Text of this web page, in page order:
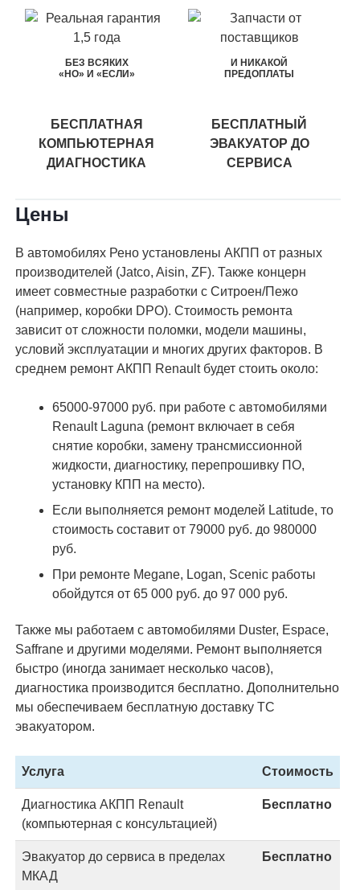
БЕЗ ВСЯКИХ
«НО» И «ЕСЛИ»
И НИКАКОЙ
ПРЕДОПЛАТЫ
БЕСПЛАТНАЯ
КОМПЬЮТЕРНАЯ
ДИАГНОСТИКА
БЕСПЛАТНЫЙ
ЭВАКУАТОР ДО
СЕРВИСА
Цены
В автомобилях Рено установлены АКПП от разных
производителей (Jatco, Aisin, ZF). Также концерн
имеет совместные разработки с Ситроен/Пежо
(например, коробки DPO). Стоимость ремонта
зависит от сложности поломки, модели машины,
условий эксплуатации и многих других факторов. В
среднем ремонт АКПП Renault будет стоить около:
65000-97000 руб. при работе с автомобилями
Renault Laguna (ремонт включает в себя
снятие коробки, замену трансмиссионной
жидкости, диагностику, перепрошивку ПО,
установку КПП на место).
Если выполняется ремонт моделей Latitude, то
стоимость составит от 79000 руб. до 980000
руб.
При ремонте Megane, Logan, Scenic работы
обойдутся от 65 000 руб. до 97 000 руб.
Также мы работаем с автомобилями Duster, Espace,
Saffrane и другими моделями. Ремонт выполняется
быстро (иногда занимает несколько часов),
диагностика производится бесплатно. Дополнительно
мы обеспечиваем бесплатную доставку ТС
эвакуатором.
Услуга Стоимость
Диагностика АКПП Renault
(компьютерная с консультацией)
Бесплатно
Эвакуатор до сервиса в пределах
МКАД
Бесплатно